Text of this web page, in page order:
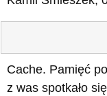
Cache. Pamięć
z was spotkało